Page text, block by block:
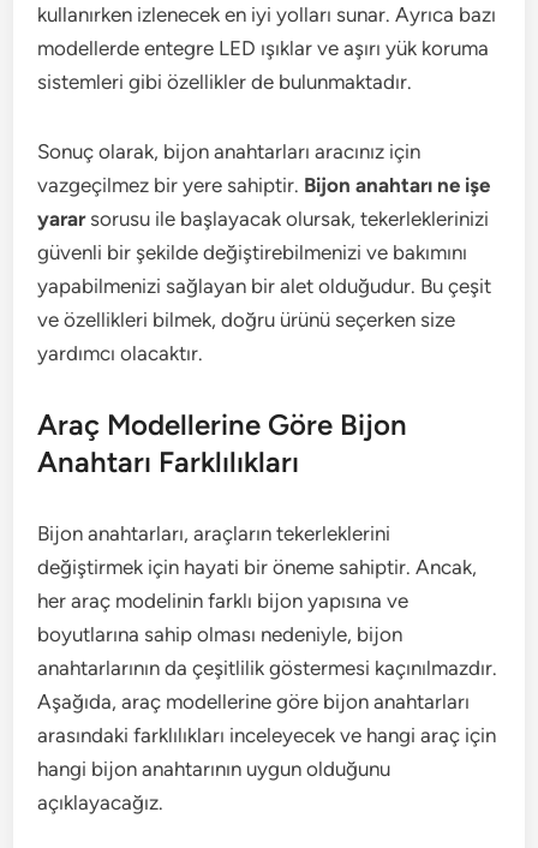
kullanırken izlenecek en iyi yolları sunar. Ayrıca bazı
modellerde entegre LED ışıklar ve aşırı yük koruma
sistemleri gibi özellikler de bulunmaktadır.
Sonuç olarak, bijon anahtarları aracınız için
vazgeçilmez bir yere sahiptir. Bijon anahtarı ne işe
yararsorusu ile başlayacak olursak, tekerleklerinizi
güvenli bir şekilde değiştirebilmenizi ve bakımını
yapabilmenizi sağlayan bir alet olduğudur. Bu çeşit
ve özellikleri bilmek, doğru ürünü seçerken size
yardımcı olacaktır.
Araç Modellerine Göre Bijon
Anahtarı Farklılıkları
Bijon anahtarları, araçların tekerleklerini
değiştirmek için hayati bir öneme sahiptir. Ancak,
her araç modelinin farklı bijon yapısına ve
boyutlarına sahip olması nedeniyle, bijon
anahtarlarının da çeşitlilik göstermesi kaçınılmazdır.
Aşağıda, araç modellerine göre bijon anahtarları
arasındaki farklılıkları inceleyecek ve hangi araç için
hangi bijon anahtarının uygun olduğunu
açıklayacağız.